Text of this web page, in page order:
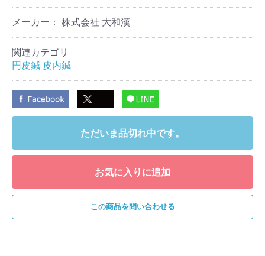
メーカー： 株式会社 大和漢
関連カテゴリ
円皮鍼 皮内鍼
ただいま品切れ中です。
お気に入りに追加
この商品を問い合わせる